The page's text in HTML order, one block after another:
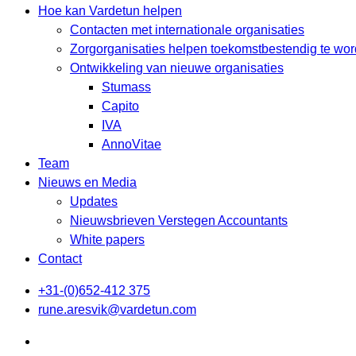
Hoe kan Vardetun helpen
Contacten met internationale organisaties
Zorgorganisaties helpen toekomstbestendig te
Ontwikkeling van nieuwe organisaties
Stumass
Capito
IVA
AnnoVitae
Team
Nieuws en Media
Updates
Nieuwsbrieven Verstegen Accountants
White papers
Contact
+31-(0)652-412 375
rune.aresvik@vardetun.com